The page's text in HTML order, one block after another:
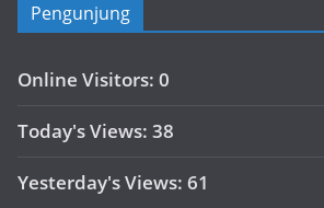
Pengunjung
Online Visitors: 0
Today's Views: 38
Yesterday's Views: 61